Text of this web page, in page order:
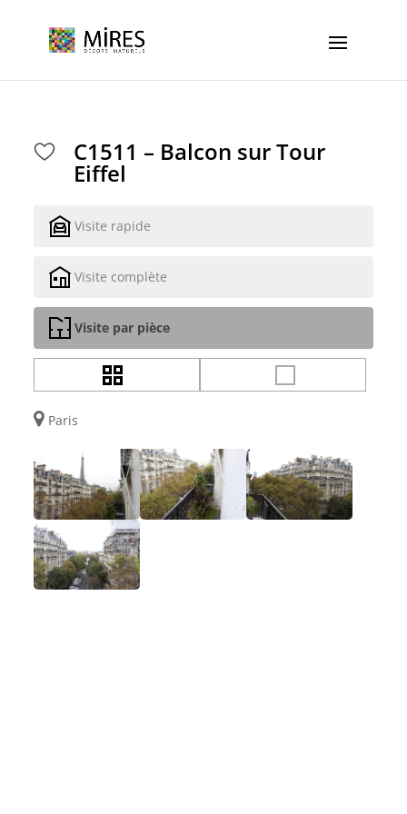
C1511 – Balcon sur Tour
Eiffel
Visite rapide
Visite complète
Visite par pièce
Paris